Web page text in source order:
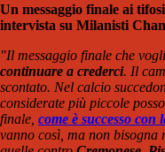
Un messaggio finale ai
intervista su Milanisti
"Il messaggio finale che
continuare a crederci. Il
scontato. Nel calcio
considerate più piccole
finale, come è successo con
vanno così, ma non bisogna